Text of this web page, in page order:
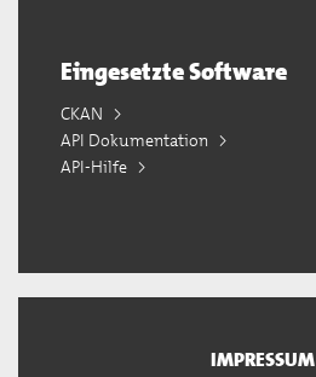
Eingesetzte Software
CKAN
API Dokumentation
API-Hilfe
IMPRESSUM